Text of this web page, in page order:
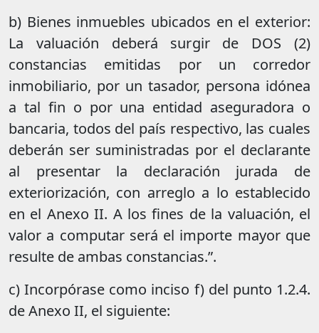
b) Bienes inmuebles ubicados en el exterior:
La valuación deberá surgir de DOS (2)
constancias emitidas por un corredor
inmobiliario, por un tasador, persona idónea
a tal fin o por una entidad aseguradora o
bancaria, todos del país respectivo, las cuales
deberán ser suministradas por el declarante
al presentar la declaración jurada de
exteriorización, con arreglo a lo establecido
en el Anexo II. A los fines de la valuación, el
valor a computar será el importe mayor que
resulte de ambas constancias.”.
c) Incorpórase como inciso f) del punto 1.2.4.
de Anexo II, el siguiente: